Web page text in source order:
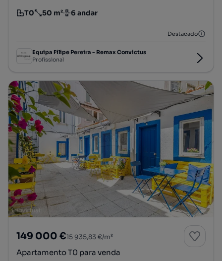
Tipologia
T0
Preço por metro quadrado
50 m²
Andar 6 andar
Destacado
Equipa Filipe Pereira - Remax Convictus
Profissional
149 000 €15 935,83 €/m²
Apartamento T0 para venda